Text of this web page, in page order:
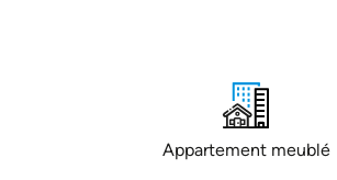
Appartement meublé